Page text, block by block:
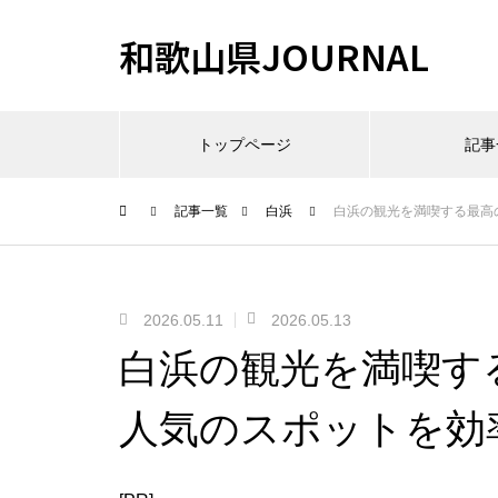
和歌山県JOURNAL
トップページ 記
記事一覧 白浜 白浜の観光を満喫する最
2026.05.11 2026.05.13
白浜の観光を満喫す
人気のスポットを効